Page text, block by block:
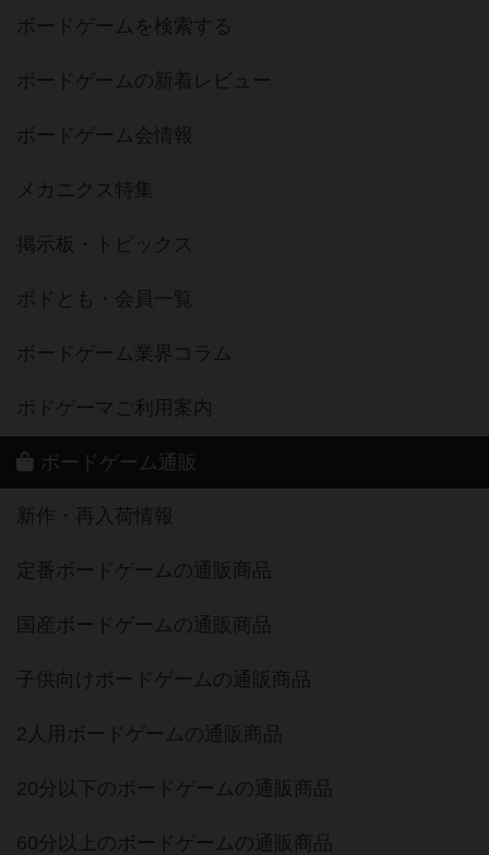
ボードゲームを検索する
ボードゲームの新着レビュー
ボードゲーム会情報
メカニクス特集
掲示板・トピックス
ボドとも・会員一覧
ボードゲーム業界コラム
ボドゲーマご利用案内
ボードゲーム通販
新作・再入荷情報
定番ボードゲームの通販商品
国産ボードゲームの通販商品
子供向けボードゲームの通販商品
2人用ボードゲームの通販商品
20分以下のボードゲームの通販商品
60分以上のボードゲームの通販商品